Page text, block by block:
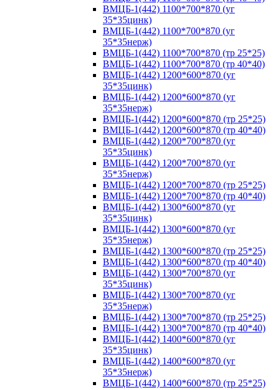
ВМЦБ-1(442) 1100*700*870 (уг
35*35цинк)
ВМЦБ-1(442) 1100*700*870 (уг
35*35нерж)
ВМЦБ-1(442) 1100*700*870 (тр 25*25)
ВМЦБ-1(442) 1100*700*870 (тр 40*40)
ВМЦБ-1(442) 1200*600*870 (уг
35*35цинк)
ВМЦБ-1(442) 1200*600*870 (уг
35*35нерж)
ВМЦБ-1(442) 1200*600*870 (тр 25*25)
ВМЦБ-1(442) 1200*600*870 (тр 40*40)
ВМЦБ-1(442) 1200*700*870 (уг
35*35цинк)
ВМЦБ-1(442) 1200*700*870 (уг
35*35нерж)
ВМЦБ-1(442) 1200*700*870 (тр 25*25)
ВМЦБ-1(442) 1200*700*870 (тр 40*40)
ВМЦБ-1(442) 1300*600*870 (уг
35*35цинк)
ВМЦБ-1(442) 1300*600*870 (уг
35*35нерж)
ВМЦБ-1(442) 1300*600*870 (тр 25*25)
ВМЦБ-1(442) 1300*600*870 (тр 40*40)
ВМЦБ-1(442) 1300*700*870 (уг
35*35цинк)
ВМЦБ-1(442) 1300*700*870 (уг
35*35нерж)
ВМЦБ-1(442) 1300*700*870 (тр 25*25)
ВМЦБ-1(442) 1300*700*870 (тр 40*40)
ВМЦБ-1(442) 1400*600*870 (уг
35*35цинк)
ВМЦБ-1(442) 1400*600*870 (уг
35*35нерж)
ВМЦБ-1(442) 1400*600*870 (тр 25*25)